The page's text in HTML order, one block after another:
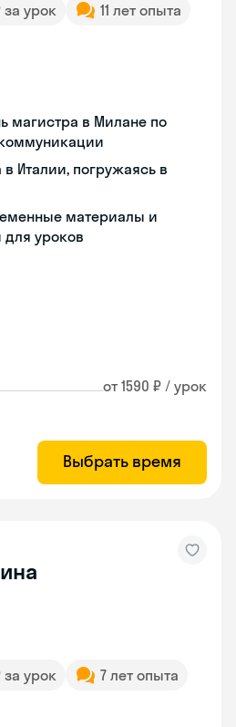
за урок
11 лет опыта
магистра в Милане по
Италии, погружаясь в
материалы и
уроков
от 1590 ₽ / урок
Выбрать время
за урок 7 лет опыта